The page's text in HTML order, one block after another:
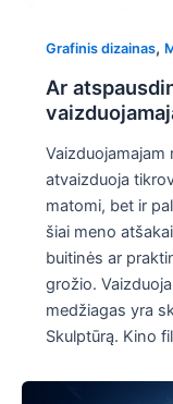
Grafinis dizainas,
Ar
Vaizduojamajam
atvaizduoja
matomi, bet ir
šiai meno
buitinės ar
grožio.
medžiagas yra
Skulptūrą. Kino